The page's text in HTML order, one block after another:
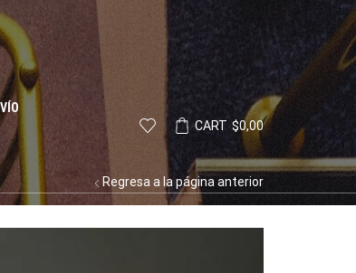
CART $0,00
Regresa a la página anterior